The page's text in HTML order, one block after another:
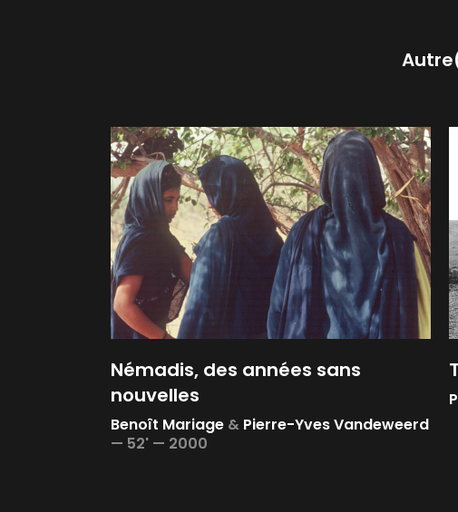
Némadis, des années sans
nouvelles
Benoît Mariage & Pierre-Yves Vandeweerd
— 52' — 2000